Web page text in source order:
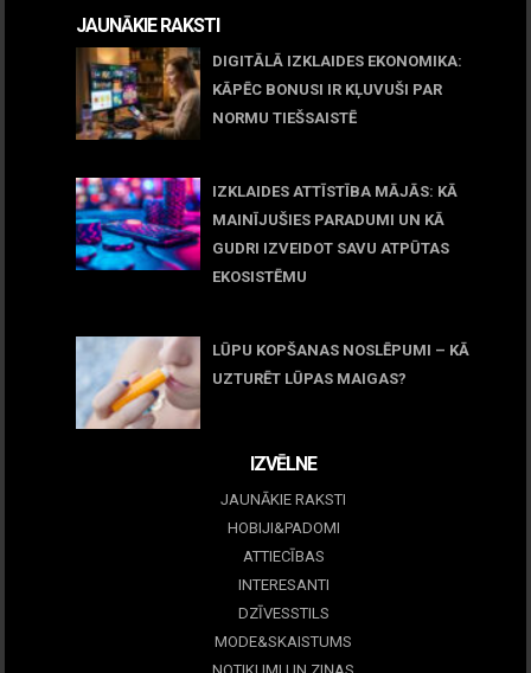
JAUNĀKIE RAKSTI
DIGITĀLĀ IZKLAIDES EKONOMIKA:
KĀPĒC BONUSI IR KĻUVUŠI PAR
NORMU TIEŠSAISTĒ
IZKLAIDES ATTĪSTĪBA MĀJĀS: KĀ
MAINĪJUŠIES PARADUMI UN KĀ
GUDRI IZVEIDOT SAVU ATPŪTAS
EKOSISTĒMU
LŪPU KOPŠANAS NOSLĒPUMI – KĀ
UZTURĒT LŪPAS MAIGAS?
IZVĒLNE
JAUNĀKIE RAKSTI
HOBIJI&PADOMI
ATTIECĪBAS
INTERESANTI
DZĪVESSTILS
MODE&SKAISTUMS